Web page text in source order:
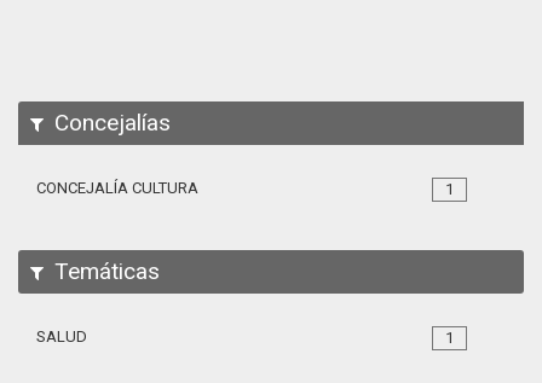
Concejalías
1
CONCEJALÍA CULTURA
Temáticas
1
SALUD